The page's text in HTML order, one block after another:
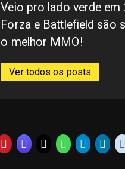
Veio pro lado verde em
Forza e Battlefield são
o melhor MMO!
Ver todos os posts